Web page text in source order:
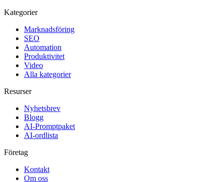
Kategorier
Marknadsföring
SEO
Automation
Produktivitet
Video
Alla kategorier
Resurser
Nyhetsbrev
Blogg
AI-Promptpaket
AI-ordlista
Företag
Kontakt
Om oss